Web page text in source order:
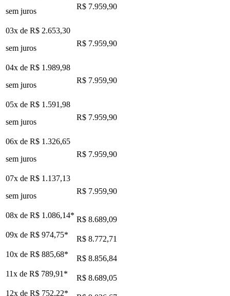
sem juros
R$ 7.959,90
03x de R$ 2.653,30
sem juros
R$ 7.959,90
04x de R$ 1.989,98
sem juros
R$ 7.959,90
05x de R$ 1.591,98
sem juros
R$ 7.959,90
06x de R$ 1.326,65
sem juros
R$ 7.959,90
07x de R$ 1.137,13
sem juros
R$ 7.959,90
08x de R$ 1.086,14* R$ 8.689,09
09x de R$ 974,75*
R$ 8.772,71
10x de R$ 885,68*
R$ 8.856,84
11x de R$ 789,91 *
R$ 8.689,05
12x de R$ 752,22*